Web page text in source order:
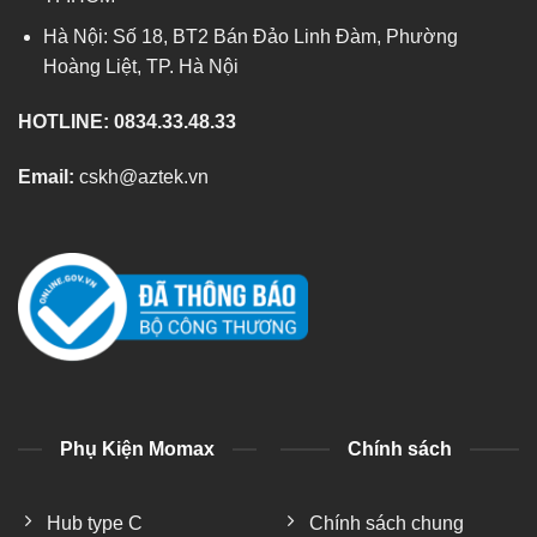
Hà Nội: Số 18, BT2 Bán Đảo Linh Đàm, Phường
Hoàng Liệt, TP. Hà Nội
HOTLINE: 0834.33.48.33
Email: cskh@aztek.vn
Phụ Kiện Momax
Hub type C
Chính sách
Chính sách chung